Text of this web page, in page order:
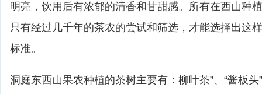
明亮，饮用后有浓郁的清香和甘甜感。所有在西山种
只有经过几千年的茶农的尝试和筛选，才能选择出这
标准。
洞庭东西山果农种植的茶树主要有：柳叶茶”、“酱板头